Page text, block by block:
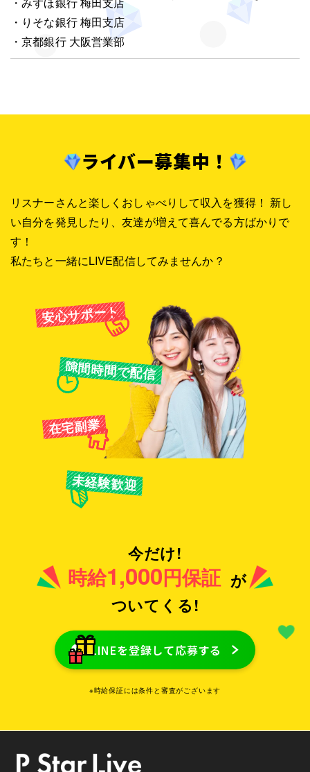
りそな銀行 梅田支店
京都銀行 大阪営業部
ライバー募集中！
リスナーさんと楽しくおしゃべりして収入を獲得！ 新し
い自分を発見したり、友達が増えて喜んでる方ばかりで
す！
私たちと一緒にLIVE配信してみませんか？
安心サポート
隙間時間で配信
在宅副業
未経験歓迎
今だけ!
時給1,000円保証 が
ついてくる!
LINEを登録して応募する
※時給保証には条件と審査がございます